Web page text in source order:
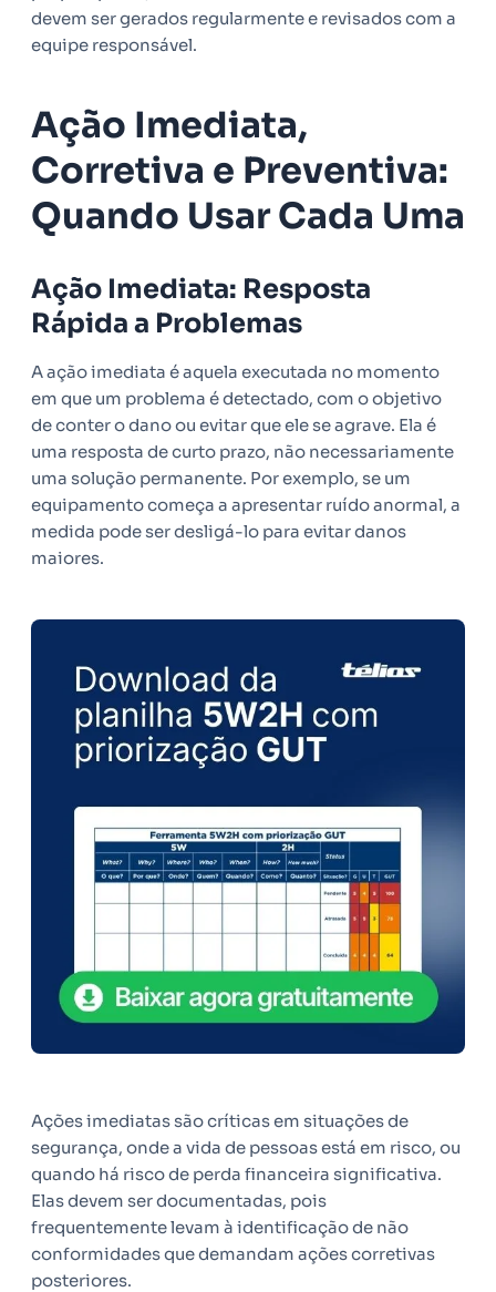
devem ser gerados regularmente e revisados com a
equipe responsável.
Ação Imediata,
Corretiva e Preventiva:
Quando Usar Cada Uma
Ação Imediata: Resposta
Rápida a Problemas
A ação imediata é aquela executada no momento
em que um problema é detectado, com o objetivo
de conter o dano ou evitar que ele se agrave. Ela é
uma resposta de curto prazo, não necessariamente
uma solução permanente. Por exemplo, se um
equipamento começa a apresentar ruído anormal, a
medida pode ser desligá-lo para evitar danos
maiores.
Ações imediatas são críticas em situações de
segurança, onde a vida de pessoas está em risco, ou
quando há risco de perda financeira significativa.
Elas devem ser documentadas, pois
frequentemente levam à identificação de não
conformidades que demandam ações corretivas
posteriores.